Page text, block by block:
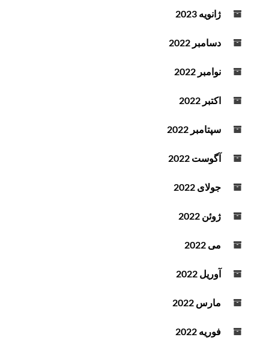
ژانویه 2023
دسامبر 2022
نوامبر 2022
اکتبر 2022
سپتامبر 2022
آگوست 2022
جولای 2022
ژوئن 2022
می 2022
آوریل 2022
مارس 2022
فوریه 2022